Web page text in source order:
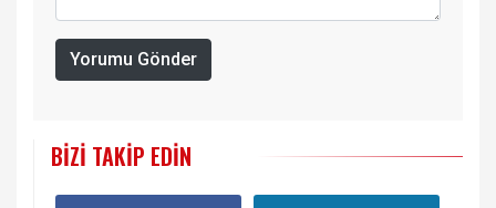
Yorumu Gönder
BIZI TAKIP EDIN